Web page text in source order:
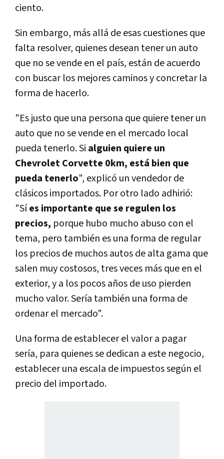
ciento.
Sin embargo, más allá de esas cuestiones que
falta resolver, quienes desean tener un auto
que no se vende en el país, están de acuerdo
con buscar los mejores caminos y concretar la
forma de hacerlo.
"Es justo que una persona que quiere tener un
auto que no se vende en el mercado local
pueda tenerlo. Si alguien quiere un
Chevrolet Corvette 0km, está bien que
pueda tenerlo", explicó un vendedor de
clásicos importados. Por otro lado adhirió:
"Síes importante que se regulen los
precios, porque hubo mucho abuso con el
tema, pero también es una forma de regular
los precios de muchos autos de alta gama que
salen muy costosos, tres veces más que en el
exterior, y a los pocos años de uso pierden
mucho valor. Sería también una forma de
ordenar el mercado".
Una forma de establecer el valor a pagar
sería, para quienes se dedican a este negocio,
establecer una escala de impuestos según el
precio del importado.